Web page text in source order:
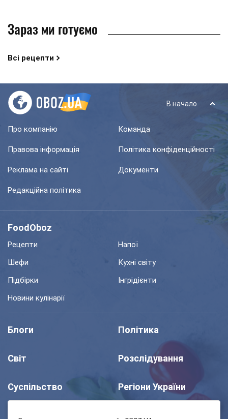
Зараз ми готуємо
Всі рецепти
В начало
Про компанію Команда
Правова інформація Політика конфіденційності
Реклама на сайті Документи
Редакційна політика
FoodOboz
Рецепти
Напої
Шефи
Кухні світу
Підбірки
Інгрідієнти
Новини кулінарії
Блоги Політика
Світ Розслідування
Суспільство Регіони України
Шоу Спорт